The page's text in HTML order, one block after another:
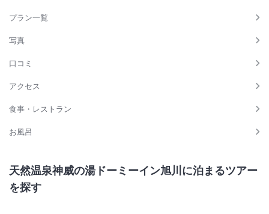
プラン一覧
写真
口コミ
アクセス
食事・レストラン
お風呂
天然温泉神威の湯ドーミーイン旭川に泊まるツアー
を探す